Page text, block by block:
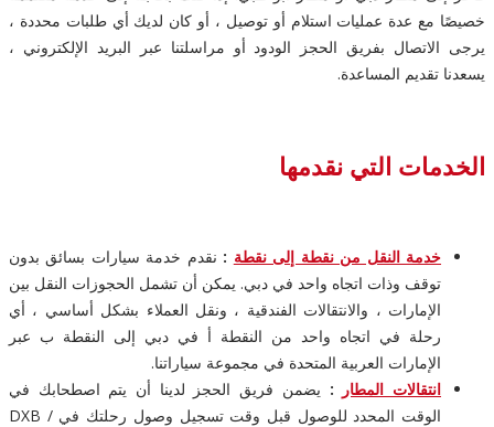
خصيصًا مع عدة عمليات استلام أو توصيل ، أو كان لديك أي طلبات محددة ،
يرجى الاتصال بفريق الحجز الودود أو مراسلتنا عبر البريد الإلكتروني ،
يسعدنا تقديم المساعدة.
الخدمات التي نقدمها
خدمة النقل من نقطة إلى نقطة : نقدم خدمة سيارات بسائق بدون
توقف وذات اتجاه واحد في دبي. يمكن أن تشمل الحجوزات النقل بين
الإمارات ، والانتقالات الفندقية ، ونقل العملاء بشكل أساسي ، أي
رحلة في اتجاه واحد من النقطة أ في دبي إلى النقطة ب عبر
الإمارات العربية المتحدة في مجموعة سياراتنا.
انتقالات المطار
: يضمن فريق الحجز لدينا أن يتم اصطحابك في
الوقت المحدد للوصول قبل وقت تسجيل وصول رحلتك في DXB /